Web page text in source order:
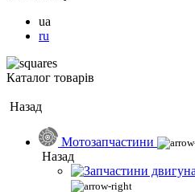
ua
ru
Каталог товарів
Назад
Мотозапчастини
Назад